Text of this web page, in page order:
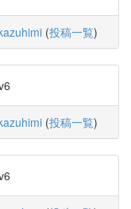
(投稿一覧)
(投稿一覧)